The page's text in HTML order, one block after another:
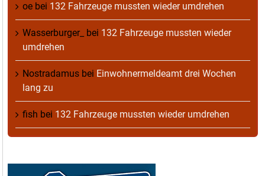
oe bei 132 Fahrzeuge mussten wieder umdrehen
Wasserburger_ bei 132 Fahrzeuge mussten wieder
umdrehen
Nostradamus bei Einwohnermeldeamt drei Wochen
lang zu
fish bei 132 Fahrzeuge mussten wieder umdrehen